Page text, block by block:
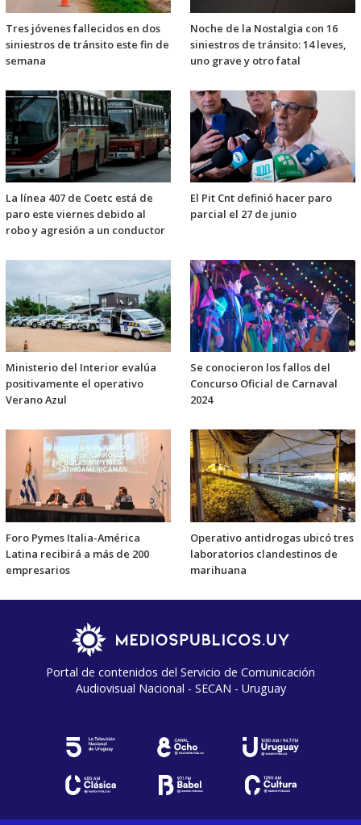
Tres jóvenes fallecidos en dos
siniestros de tránsito este fin de
semana
Noche de la Nostalgia con 16
siniestros de tránsito: 14 leves,
uno grave y otro fatal
La línea 407 de Coetc está de
paro este viernes debido al
robo y agresión a un conductor
El Pit Cnt definió hacer paro
parcial el 27 de junio
Ministerio del Interior evalúa
positivamente el operativo
Verano Azul
Se conocieron los fallos del
Concurso Oficial de Carnaval
2024
Foro Pymes Italia-América
Latina recibirá a más de 200
empresarios
Operativo antidrogas ubicó tres
laboratorios clandestinos de
marihuana
Portal de contenidos del Servicio de Comunicación
Audiovisual Nacional - SECAN - Uruguay